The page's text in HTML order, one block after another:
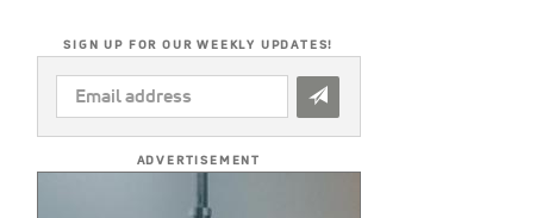
SIGN UP FOR OUR WEEKLY UPDATES!
EMAIL
ADDRESS
ADVERTISEMENT